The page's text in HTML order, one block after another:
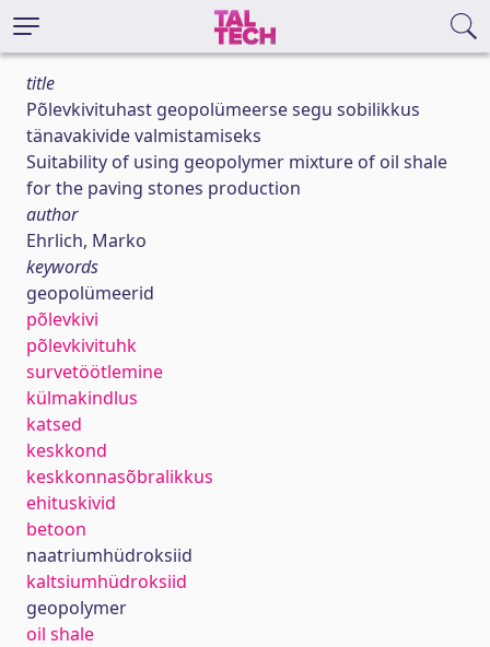
title
Põlevkivituhast geopolümeerse segu sobilikkus
tänavakivide valmistamiseks
Suitability of using geopolymer mixture of oil shale
for the paving stones production
author
Ehrlich, Marko
keywords
geopolümeerid
põlevkivi
põlevkivituhk
survetöötlemine
külmakindlus
katsed
keskkond
keskkonnasõbralikkus
ehituskivid
betoon
naatriumhüdroksiid
kaltsiumhüdroksiid
geopolymer
oil shale